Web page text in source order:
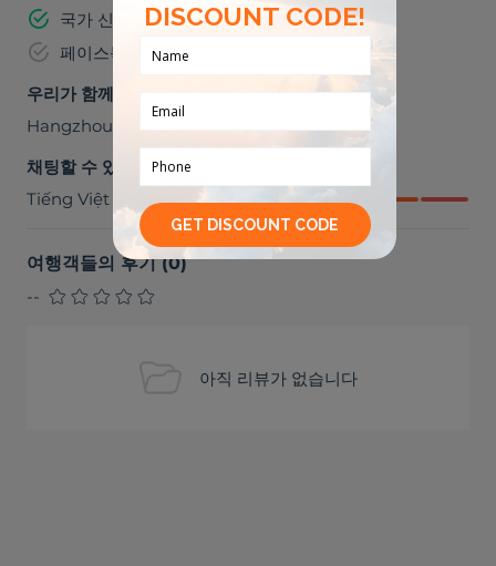
국가 신분증 번호
페이스북
우리가 함께 갈 수 있는 곳들
Hangzhou
중국
채팅할 수 있어요
Tiếng Việt
여행객들의 후기(0)
--
아직 리뷰가 없습니다